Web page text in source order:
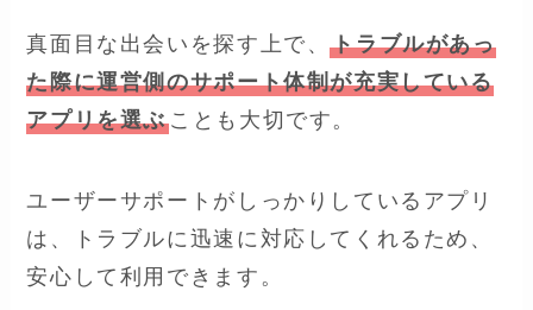
真面目な出会いを探す上で、トラブルがあっ
た際に運営側のサポート体制が充実している
アプリを選ぶことも大切です。
ユーザーサポートがしっかりしているアプリ
は、トラブルに迅速に対応してくれるため、
安心して利用できます。